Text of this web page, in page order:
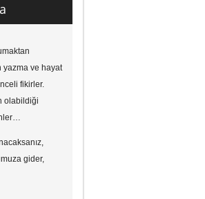
yazma ve hayat
fikirler.
olabildiği
gider,